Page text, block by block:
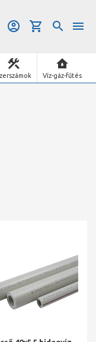
Víz-gáz-fűtés